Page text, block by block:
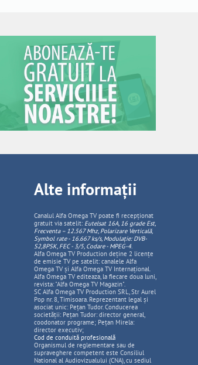
Alte informații
Canalul Alfa Omega TV poate fi recepționat
gratuit via satelit: Eutelsat 16A, 16 grade Est,
Frecventa – 12.567 Mhz, PolarizareVerticală,
Symbol rate - 16.667 ks/s, Modulație: DVB-
S2,8PSK, FEC - 3/5, Codare - MPEG-4.
Alfa Omega TV Production deține 2 licențe
de emisie TV pe satelit: canalele Alfa
Omega TV și Alfa Omega TV Internațional.
Alfa Omega TV editeaza, la fiecare doua luni,
revista: "Alfa Omega TV Magazin".
SC Alfa Omega TV Production SRL, Str Aurel
Pop nr. 8, Timisoara. Reprezentant legal și
asociat unic: Pețan Tudor. Conducerea
societății: Pețan Tudor: director general,
coodonator programe; Pețan Mirela:
director executiv;
Cod de conduită profesională
Organismul de reglementare sau de
supraveghere competent este Consiliul
National al Audiovizualului (CNA), cu sediul